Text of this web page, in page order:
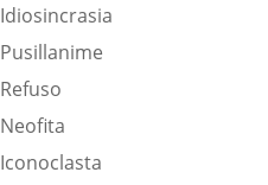
Idiosincrasia
Pusillanime
Refuso
Neofita
Iconoclasta